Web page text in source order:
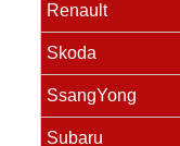
Renault
Skoda
SsangYong
Subaru